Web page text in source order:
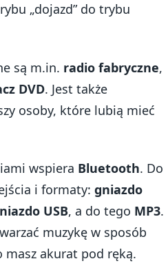
„dojazd” do trybu
są m.in. radio fabryczne,
DVD. Jest także
osoby, które lubią mieć
wspiera Bluetooth. Do
i formaty: gniazdo
USB, a do tego MP3.
muzykę w sposób
masz akurat pod ręką.